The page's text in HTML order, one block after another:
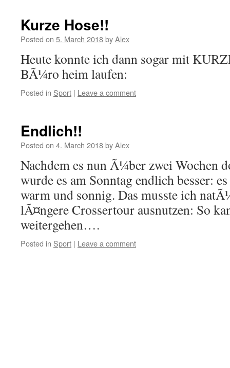
Kurze Hose!!
Posted on 5. March 2018byAlex
Heute konnte ich dann sogar mit
BÃ¼ro heim laufen:
Posted in Sport | Leave a comment
Endlich!!
Posted on 4. March 2018byAlex
Nachdem es nun Ã¼ber zwei Wochen
wurde es am Sonntag endlich besser:
warm und sonnig. Das musste ich
lÃ¤ngere Crossertour ausnutzen: So
weitergehen….
Posted in Sport | Leave a comment